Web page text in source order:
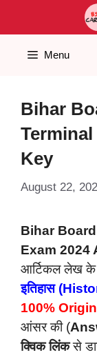
Menu
Bihar
Key
August 22,
Bihar
Exam 2024
आर्टिकल लेख के
इतिहास
100%
आंसर की (
क्विक लिंकसे